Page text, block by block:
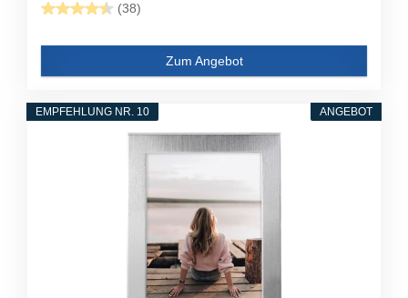
(38)
Zum Angebot
ANGEBOT
EMPFEHLUNG NR. 10